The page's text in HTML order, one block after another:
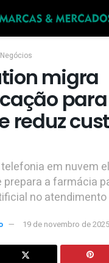
migra
reduz
em nuvem
a farmácia
no atendimento
19 de novembro de 2025